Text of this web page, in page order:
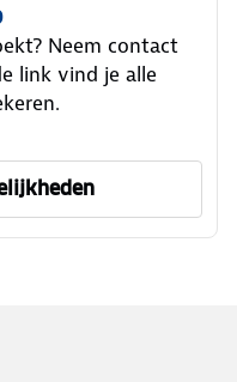
Neem contact
link vind je alle
Verzekeren te